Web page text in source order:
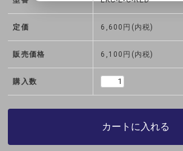
定価 6,600円(内税)
販売価格 6,100円(内税)
購入数
カートに入れる